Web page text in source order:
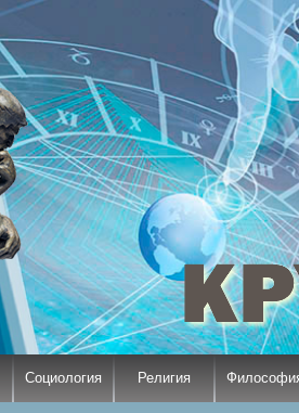
Социология Религия